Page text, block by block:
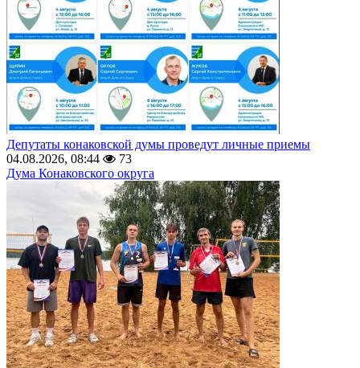
Депутаты конаковской думы проведут личные приемы
04.08.2026, 08:44
73
Дума Конаковского округа